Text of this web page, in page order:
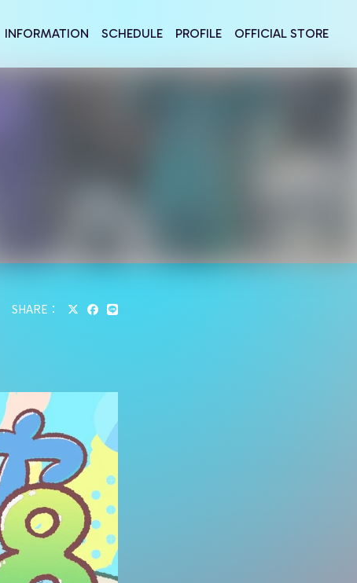
INFORMATION SCHEDULE PROFILE OFFICIAL STORE
SHARE：